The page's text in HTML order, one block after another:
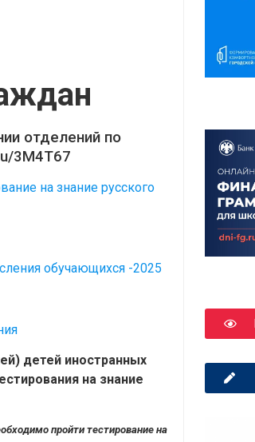
отделений по
3M4T67
на знание русского
обучающихся -2025
детей иностранных
на знание
пройти тестирование на